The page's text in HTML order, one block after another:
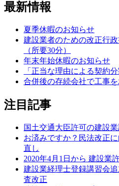
最新情報
夏季休暇のお知らせ
建設業者のための改正行
（所要30分）
年末年始休暇のお知らせ
「正当な理由による契約
合併後の存続会社で工事
注目記事
国土交通大臣許可の建設
お済みですか？民法改正
直し
2020年4月1日から 建設業
建設業経理士登録講習会
査改正